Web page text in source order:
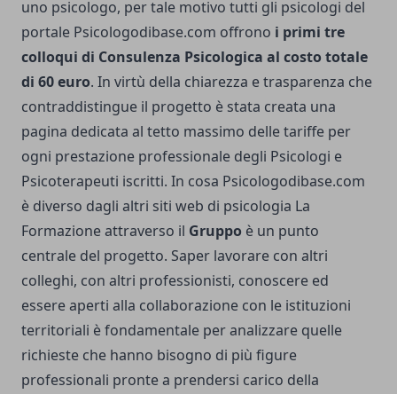
uno psicologo, per tale motivo tutti gli psicologi del
portale Psicologodibase.com offrono i primi tre
colloqui di Consulenza Psicologica al costo totale
di 60 euro. In virtù della chiarezza e trasparenza che
contraddistingue il progetto è stata creata una
pagina dedicata al tetto massimo delle tariffe per
ogni prestazione professionale degli Psicologi e
Psicoterapeuti iscritti. In cosa Psicologodibase.com
è diverso dagli altri siti web di psicologia La
Formazione attraverso il Gruppo è un punto
centrale del progetto. Saper lavorare con altri
colleghi, con altri professionisti, conoscere ed
essere aperti alla collaborazione con le istituzioni
territoriali è fondamentale per analizzare quelle
richieste che hanno bisogno di più figure
professionali pronte a prendersi carico della